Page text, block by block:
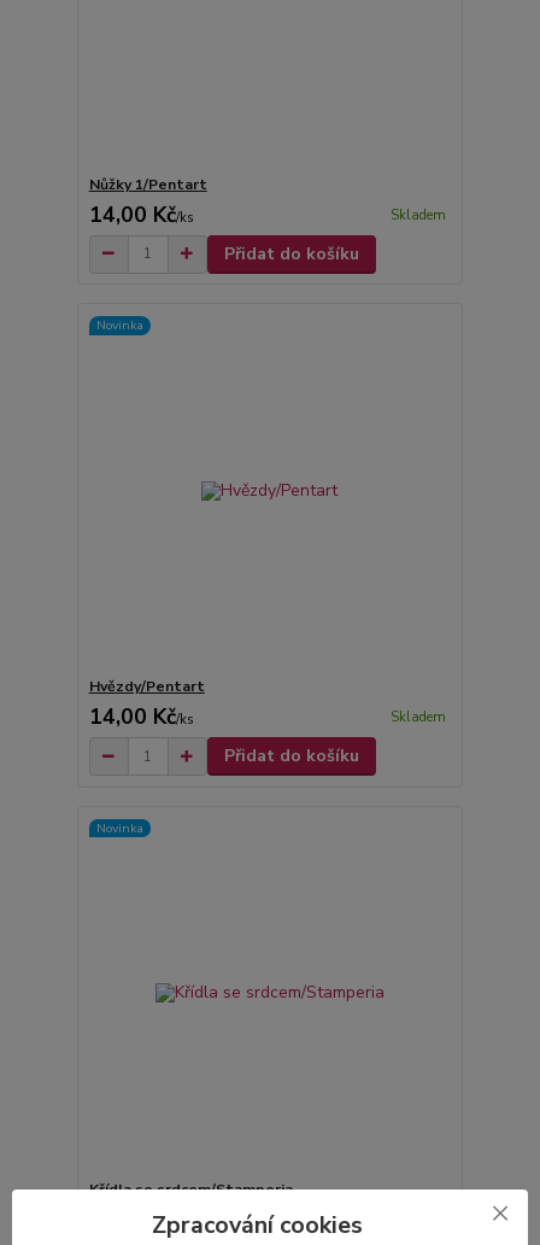
Nůžky 1/Pentart
14,00 Kč/ks Skladem
Přidat do košíku
Novinka
Hvězdy/Pentart
14,00 Kč/ks Skladem
Přidat do košíku
Novinka
Křídla se srdcem/Stamperia
35,00 Kč/ks
Zpracování cookies